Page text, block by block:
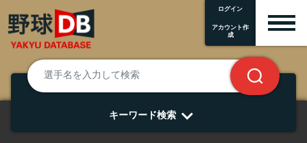
ログイン
アカウント作
成
キーワード検索